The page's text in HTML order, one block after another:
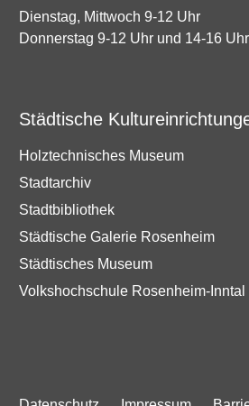
Dienstag, Mittwoch 9-12 Uhr
Donnerstag 9-12 Uhr und 14-16 Uhr
Städtische
Holztechnisches Museum
Stadtarchiv
Stadtbibliothek
Städtische Galerie Rosenheim
Städtisches Museum
Volkshochschule Rosenheim-Inntal